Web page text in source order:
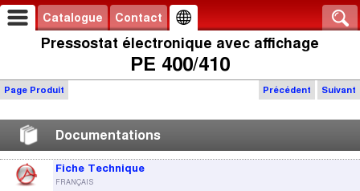
Catalogue Contact
Pressostat électronique avec affichage
PE 400/410
Précédent Suivant
Page Produit
Documentations
Fiche Technique
FRANÇAIS